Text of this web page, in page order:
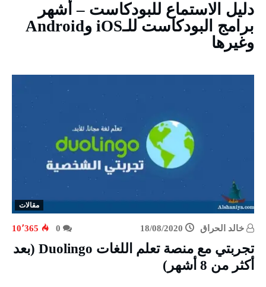
دليل الاستماع للبودكاست – أشهر
برامج البودكاست للـiOS وAndroid
وغيرها
مقالات
خالد الحراق 18/08/2020 10٬365
تجربتي مع منصة تعلم اللغات Duolingo (بعد
أكثر من 8 أشهر)